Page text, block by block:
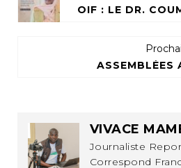
VIVACE
Journaliste
Correspond